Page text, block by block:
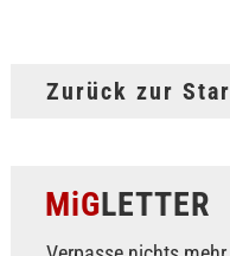
Zurück zur
MiGLETTER